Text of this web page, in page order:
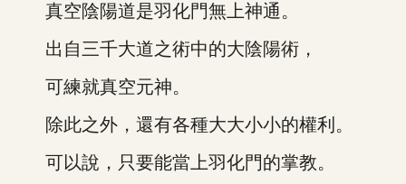
真空陰陽道是羽化門無上神通。
出自三千大道之術中的大陰陽術，
可練就真空元神。
除此之外，還有各種大大小小的權利。
可以說，只要能當上羽化門的掌教。